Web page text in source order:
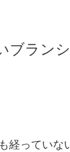
ブラン
経っていな